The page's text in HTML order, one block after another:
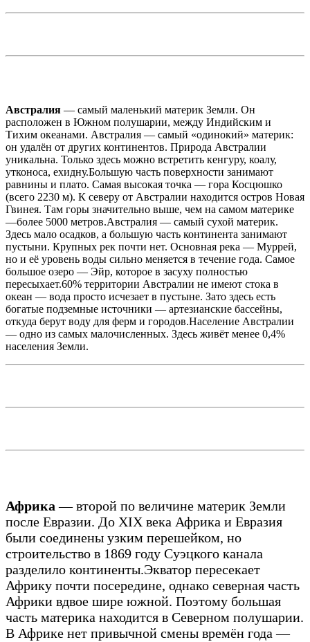
Австралия — самый маленький материк Земли. Он
расположен в Южном полушарии, между Индийским и
Тихим океанами. Австралия — самый «одинокий» материк:
он удалён от других континентов. Природа Австралии
уникальна. Только здесь можно встретить кенгуру, коалу,
утконоса, ехидну.Большую часть поверхности занимают
равнины и плато. Самая высокая точка — гора Косцюшко
(всего 2230 м). К северу от Австралии находится остров Новая
Гвинея. Там горы значительно выше, чем на самом материке
—более 5000 метров.Австралия — самый сухой материк.
Здесь мало осадков, а большую часть континента занимают
пустыни. Крупных рек почти нет. Основная река — Муррей,
но и её уровень воды сильно меняется в течение года. Самое
большое озеро — Эйр, которое в засуху полностью
пересыхает.60% территории Австралии не имеют стока в
океан — вода просто исчезает в пустыне. Зато здесь есть
богатые подземные источники — артезианские бассейны,
откуда берут воду для ферм и городов.Население Австралии
— одно из самых малочисленных. Здесь живёт менее 0,4%
населения Земли.
Африка— второй по величине материк Земли
после Евразии. До XIX века Африка и Евразия
были соединены узким перешейком, но
строительство в 1869 году Суэцкого канала
разделило континенты.Экватор пересекает
Африку почти посередине, однако северная часть
Африки вдвое шире южной. Поэтому большая
часть материка находится в Северном полушарии.
В Африке нет привычной смены времён года —